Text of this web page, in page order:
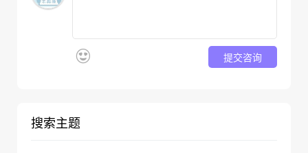
提交咨询
搜索主题